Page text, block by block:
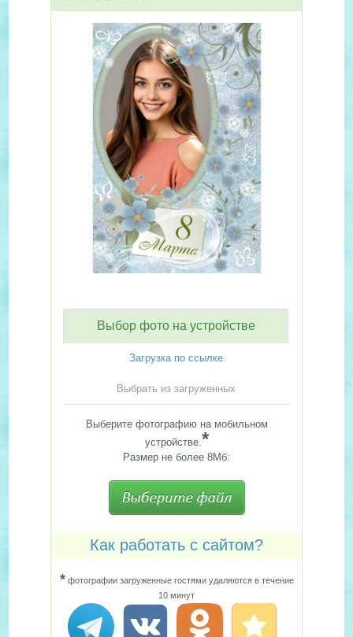
Выбор фото на устройстве
Загрузка по ссылке
Выбрать из загруженных
Выберите фотографию на мобильном
устройстве.*
Размер не более 8Мб:
Как работать с сайтом?
*фотографии загруженные гостями удаляются в течение
10 минут